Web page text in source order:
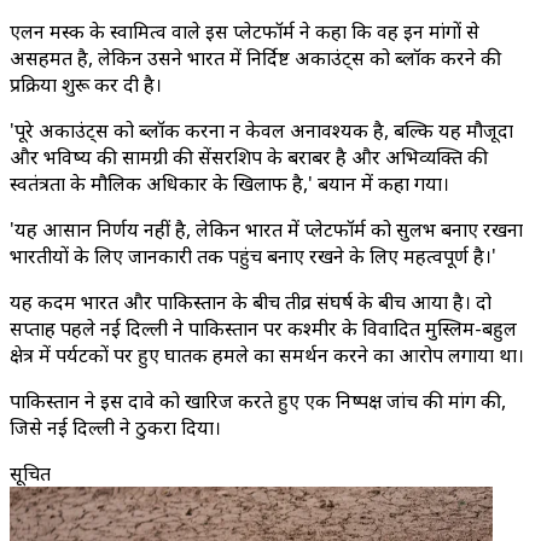
एलन मस्क के स्वामित्व वाले इस प्लेटफॉर्म ने कहा कि वह इन मांगों से
असहमत है, लेकिन उसने भारत में निर्दिष्ट अकाउंट्स को ब्लॉक करने की
प्रक्रिया शुरू कर दी है।
'पूरे अकाउंट्स को ब्लॉक करना न केवल अनावश्यक है, बल्कि यह मौजूदा
और भविष्य की सामग्री की सेंसरशिप के बराबर है और अभिव्यक्ति की
स्वतंत्रता के मौलिक अधिकार के खिलाफ है,' बयान में कहा गया।
'यह आसान निर्णय नहीं है, लेकिन भारत में प्लेटफॉर्म को सुलभ बनाए रखना
भारतीयों के लिए जानकारी तक पहुंच बनाए रखने के लिए महत्वपूर्ण है।'
यह कदम भारत और पाकिस्तान के बीच तीव्र संघर्ष के बीच आया है। दो
सप्ताह पहले नई दिल्ली ने पाकिस्तान पर कश्मीर के विवादित मुस्लिम-बहुल
क्षेत्र में पर्यटकों पर हुए घातक हमले का समर्थन करने का आरोप लगाया था।
पाकिस्तान ने इस दावे को खारिज करते हुए एक निष्पक्ष जांच की मांग की,
जिसे नई दिल्ली ने ठुकरा दिया।
सूचित